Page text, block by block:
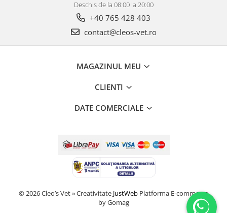
Deschis de la 08:00 la 20:00
+40 765 428 403
contact@cleos-vet.ro
MAGAZINUL MEU
CLIENTI
DATE COMERCIALE
© 2026 Cleo’s Vet » Creativitate JustWeb Platforma E-commerce
by Gomag